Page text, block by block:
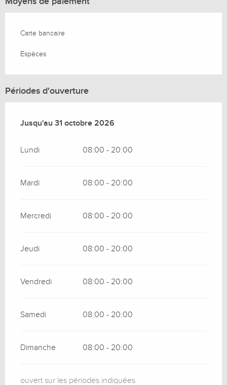
Carte bancaire
Espèces
Périodes d'ouverture
Du1 mars 2026au31 octobre 2026
Jusqu'au 31 octobre 2026
Lundi 08:00 - 20:00
Mardi 08:00 - 20:00
Mercredi 08:00 - 20:00
Jeudi 08:00 - 20:00
Vendredi 08:00 - 20:00
Samedi 08:00 - 20:00
Dimanche 08:00 - 20:00
ouvert sur les périodes indiquées